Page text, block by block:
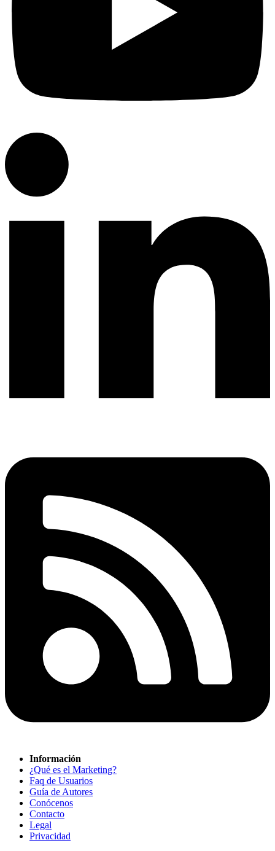
Información
¿Qué es el Marketing?
Faq de Usuarios
Guía de Autores
Conócenos
Contacto
Legal
Privacidad